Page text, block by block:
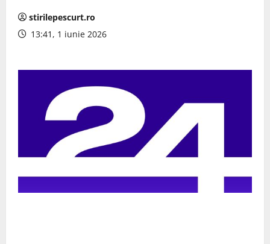
stirilepescurt.ro
13:41, 1 iunie 2026